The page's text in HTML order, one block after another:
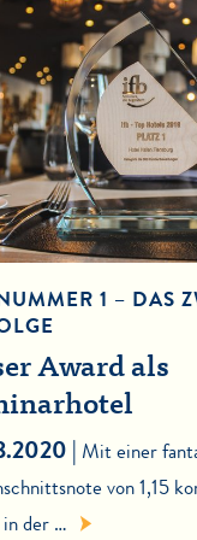
1 – DAS
Award als
| Mit einer
von 1,15
der …